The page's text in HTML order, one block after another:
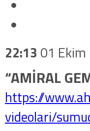
22:13 01
“AMİRAL
https://
videolari/